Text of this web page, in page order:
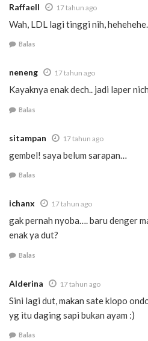
Raffaell 17 tahun ago
Wah, LDL lagi tinggi nih,
Balas
neneng 17 tahun ago
Kayaknya enak dech.. jadi laper
Balas
sitampan 17 tahun ago
gembel! saya belum sarapan…
Balas
ichanx 17 tahun ago
gak pernah nyoba…. baru denger
enak ya dut?
Balas
Alderina 17 tahun ago
Sini lagi dut, makan sate klopo
yg itu daging sapi bukan ayam :)
Balas